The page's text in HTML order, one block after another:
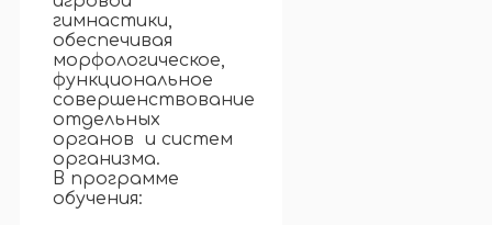
гимнастики,
обеспечивая
морфологическое,
функциональное
совершенствование
отдельных
органов и систем
организма.
В программе
обучения: